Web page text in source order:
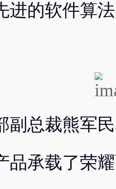
进的软件算
副总裁熊军
品承载了荣